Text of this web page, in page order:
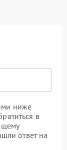
ниже
в
ответ на